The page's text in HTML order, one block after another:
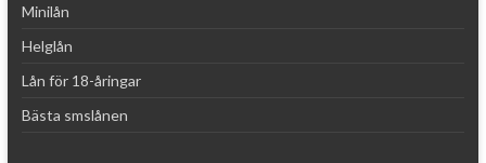
Minilån
Helglån
Lån för 18-åringar
Bästa smslånen